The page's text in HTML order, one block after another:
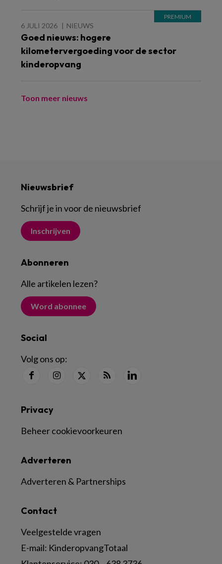
6 JULI 2026 NIEUWS
Goed nieuws: hogere
kilometervergoeding voor de sector
kinderopvang
Toon meer nieuws
Nieuwsbrief
Schrijf je in voor de nieuwsbrief
Inschrijven
Abonneren
Alle artikelen lezen?
Word abonnee
Social
Volg ons op:
Contact
Veelgestelde vragen
E-mail: KinderopvangTotaal
Adverteren
Adverteren & Partnerships
Privacy
Beheer cookievoorkeuren